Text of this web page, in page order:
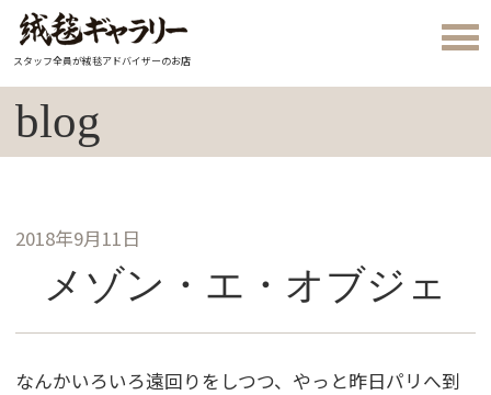
スタッフ全員が絨毯アドバイザーのお店
blog
2018年9月11日
メゾン・エ・オブジェ
なんかいろいろ遠回りをしつつ、やっと昨日パリへ到